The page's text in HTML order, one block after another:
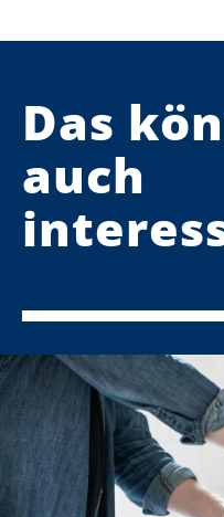
Das
auch